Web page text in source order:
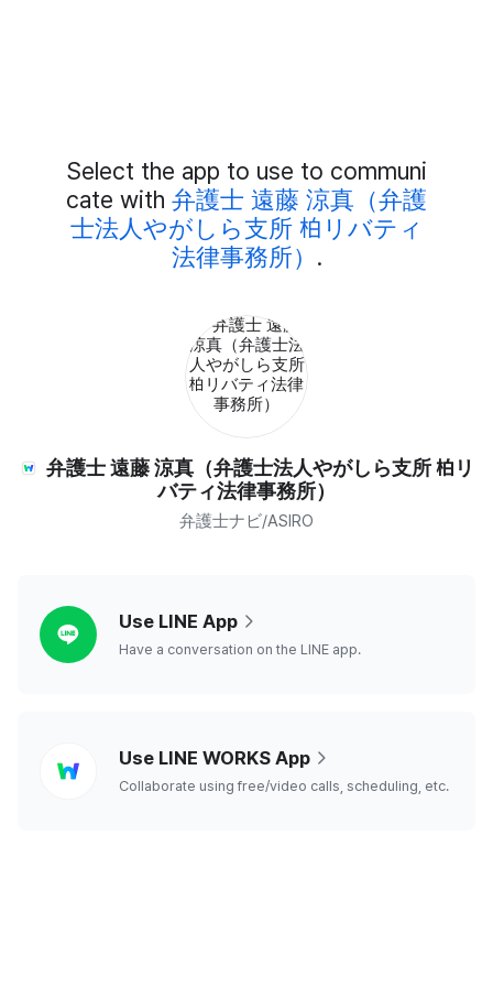
Add
External
Chat
Members
Select the app to use to communi
cate with 弁護士 遠藤 涼真（弁護
士法人やがしら支所 柏リバティ
法律事務所） .
弁護士 遠藤 涼真（弁護士法人やがしら支所 柏リ
バティ法律事務所）
弁護士ナビ/ASIRO
Use LINE App
Have a conversation on the LINE app.
worksUse LINE WORKS App
Collaborate using free/video calls, scheduling, etc.